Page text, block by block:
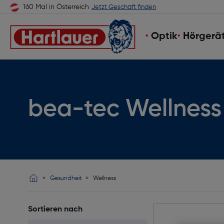
160 Mal in Österreich Jetzt Geschäft finden
Optik
bea-tec Wellness
Gesundheit Wellness
Sortieren nach